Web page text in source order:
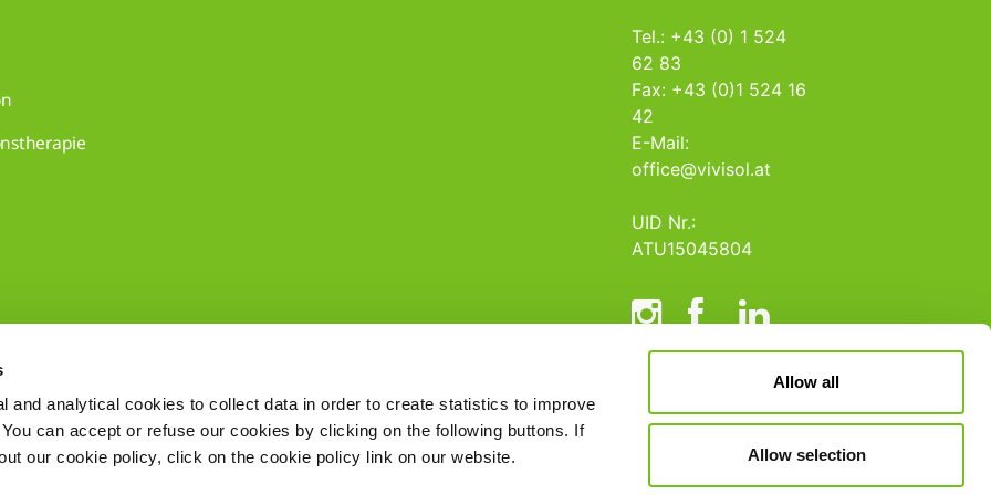
and analytical cookies to collect data in order to create statistics to improve
can accept or refuse our cookies by clicking on the following buttons. If
our cookie policy, click on the cookie policy link on our website.
Allow all
Allow selection
Tel.: +43 (0) 1 524
62 83
Fax: +43 (0)1 524 16
42
E-Mail:
office@vivisol.at
UID Nr.:
ATU15045804